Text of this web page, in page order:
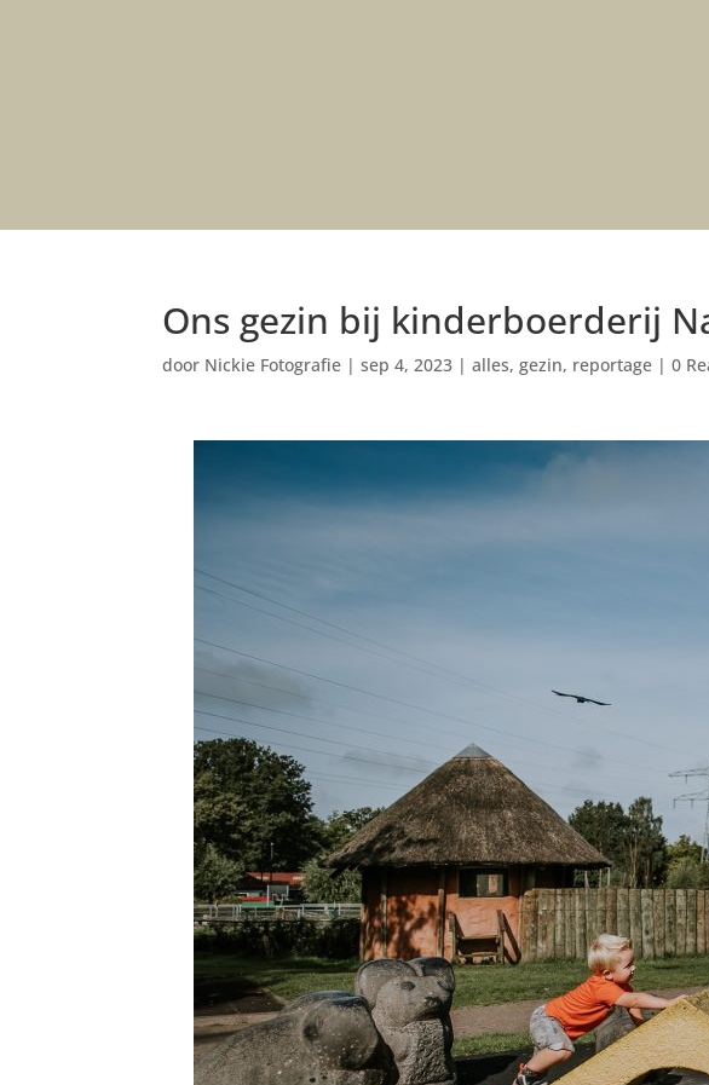
Ons gezin bij kinderboerderij
door Nickie Fotografie |sep 4, 2023 |alles,gezin, reportage |0